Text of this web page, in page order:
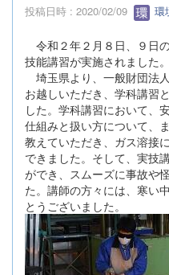
投稿日時 : 2020/02/09 環
令和２年２月８日、９日
技能講習が実施されました。
埼玉県より、一般財団法
お越しいただき、学科講習
した。学科講習において、
仕組みと扱い方について、
教えていただき、ガス溶接
できました。そして、実技
ができ、スムーズに事故や
た。講師の方々には、寒い
とうございました。